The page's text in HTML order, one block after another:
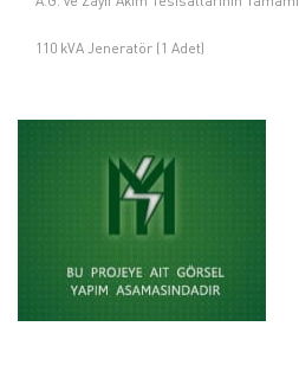
110 kVA Jeneratör (1 Adet)